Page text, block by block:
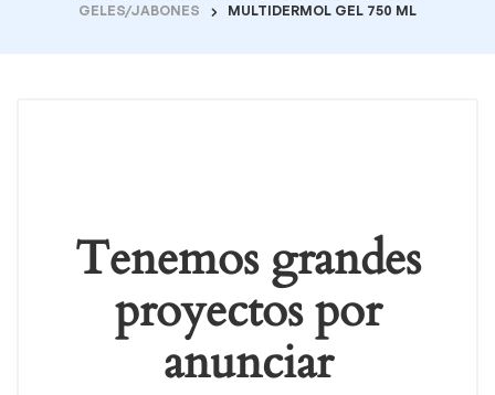
GELES/JABONES
MULTIDERMOL GEL 750 ML
Tenemos grandes
proyectos por
anunciar